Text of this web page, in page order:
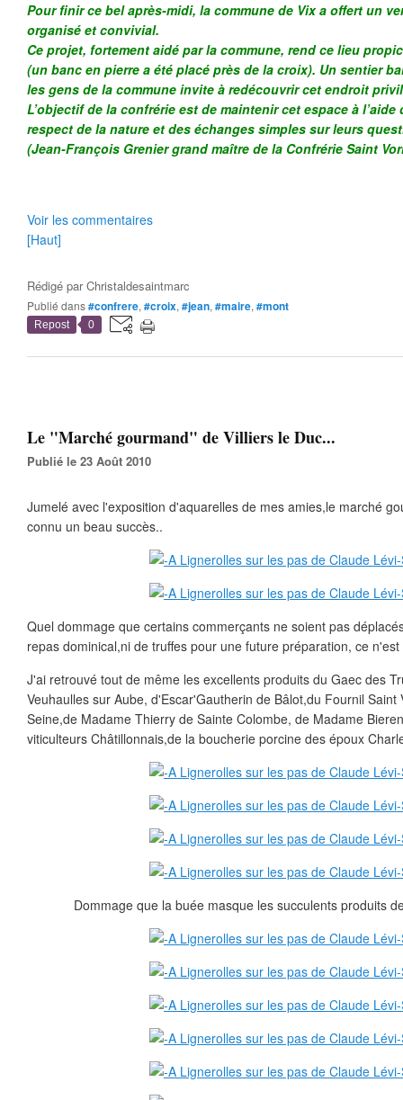
Pour finir ce bel après-midi, la commune de Vix a offert un
organisé et convivial.
Ce projet, fortement aidé par la commune, rend ce lieu
(un banc en pierre a été placé près de la croix). Un sentier
les gens de la commune invite à redécouvrir cet endroit
L’objectif de la confrérie est de maintenir cet espace à l’aide
respect de la nature et des échanges simples sur leurs
(Jean-François Grenier grand maître de la Confrérie Saint
Voir les commentaires
[Haut]
Rédigé parChristaldesaintmarc
Publié dans#confrere, #croix, #jean, #maire, #mont
Repost 0
Le "Marché gourmand" de Villiers le Duc...
Publié le 23 Août 2010
Jumelé avec l'exposition d'aquarelles de mes amies,le marché
connu un beau succès..
Quel dommage que certains commerçants ne soient pas
repas dominical,ni de truffes pour une future préparation, ce
J'ai retrouvé tout de même les excellents produits du Gaec des
Veuhaulles sur Aube, d'Escar'Gautherin de Bâlot,du Fournil Saint
Seine,de Madame Thierry de Sainte Colombe, de Madame
viticulteurs Châtillonnais,de la boucherie porcine des époux
Dommage que la buée masque les succulents produits